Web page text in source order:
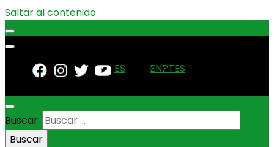
Saltar al contenido
ES ENPTES
Buscar: